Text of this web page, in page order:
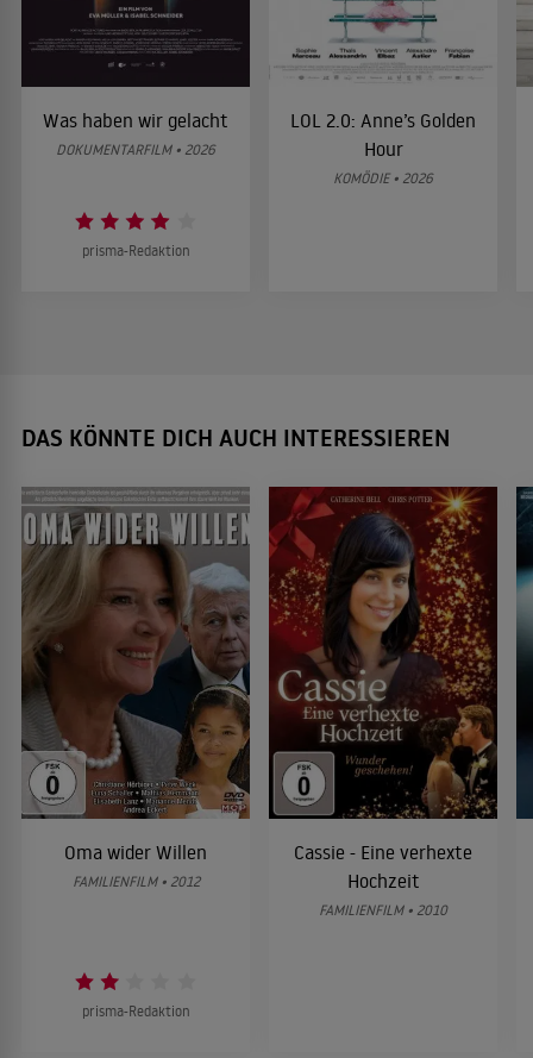
Was haben wir gelacht
DOKUMENTARFILM • 2026
prisma-Redaktion
LOL 2.0: Anne’s Golden
Hour
KOMÖDIE • 2026
DAS KÖNNTE DICH AUCH INTERESSIEREN
Oma wider Willen
FAMILIENFILM • 2012
prisma-Redaktion
Cassie - Eine verhexte
Hochzeit
FAMILIENFILM • 2010